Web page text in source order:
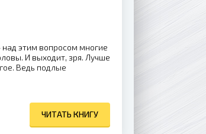
этим вопросом многие
И выходит, зря. Лучше
Ведь подлые
ЧИТАТЬ КНИГУ